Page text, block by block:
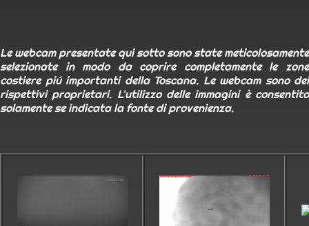
Le webcam presentate qui sotto sono state meticolosamente
selezionate in modo da coprire completamente le zone
costiere piú importanti della Toscana. Le webcam sono dei
rispettivi proprietari. L'utilizzo delle immagini è consentito
solamente se indicata la fonte di provenienza.